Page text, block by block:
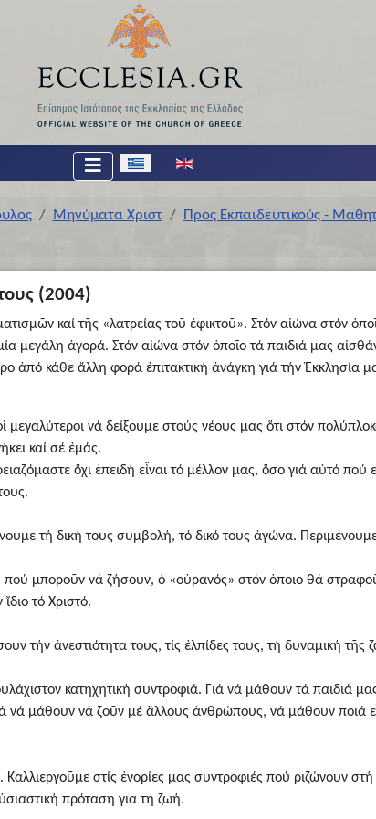
Επιλέξτε τη γλώσσα σας
Μηνύματα Χριστ
Προς Εκπαιδευτικούς -
(2004)
καί τῆς «λατρείας τοῦ ἐφικτοῦ». Στόν αἰώνα στόν
μεγάλη ἀγορά. Στόν αἰώνα στόν ὁποῖο τά παιδιά μας
ἀπό κάθε ἄλλη φορά ἐπιτακτική ἀνάγκη γιά τήν Ἐκκλησία
μεγαλύτεροι νά δείξουμε στούς νέους μας ὅτι στόν
καί σέ ἐμάς.
ὄχι ἐπειδή εἶναι τό μέλλον μας, ὅσο γιά αὐτό πού
τή δική τους συμβολή, τό δικό τους ἀγώνα.
πού μποροῦν νά ζήσουν, ὁ «οὐρανός» στόν ὁποιο θά
τό Χριστό.
τήν ἀνεστιότητα τους, τίς ἐλπίδες τους, τή δυναμική τῆς
κατηχητική συντροφιά. Γιά νά μάθουν τά παιδιά
νά μάθουν νά ζοῦν μέ ἄλλους ἀνθρώπους, νά μάθουν ποιά
στίς ἐνορίες μας συντροφιές πού ριζώνουν στή
πρόταση για τη ζωή.